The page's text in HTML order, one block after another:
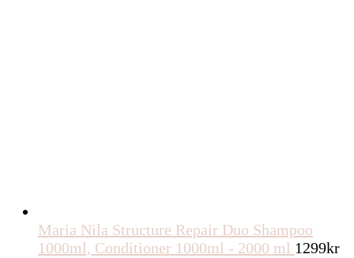
Maria Nila Structure Repair Duo Shampoo
1000ml, Conditioner 1000ml - 2000 ml 1299kr